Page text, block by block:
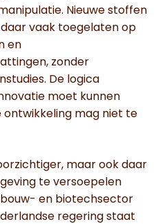
Nieuwe stoffen
vaak toegelaten op
en
zonder
De logica
moet kunnen
ontwikkeling mag niet te
maar ook daar
te versoepelen
en biotechsector
regering staat